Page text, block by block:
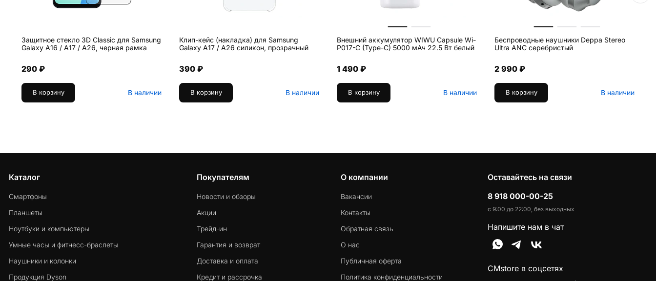
Защитное стекло 3D Classic для Samsung
Galaxy A16 / A17 / A26, черная рамка
290 ₽
В корзину В наличии
Клип-кейс (накладка) для Samsung
Galaxy A17 / A26 силикон, прозрачный
390 ₽
В корзину В наличии
Внешний аккумулятор WIWU Capsule Wi-
P017-C (Type-C) 5000 мАч 22.5 Вт белый
1 490 ₽
В корзину В наличии
Беспроводные наушники Deppa Stereo
Ultra ANC серебристый
2 990 ₽
В корзину В наличии
Каталог
Смартфоны
Планшеты
Ноутбуки и компьютеры
Умные часы и фитнесс-браслеты
Наушники и колонки
Продукция Dyson
Покупателям
Новости и обзоры
Акции
Трейд-ин
Гарантия и возврат
Доставка и оплата
Кредит и рассрочка
О компании
Вакансии
Контакты
Обратная связь
О нас
Публичная оферта
Политика конфиденциальности
Оставайтесь на связи
8 918 000-00-25
с 9:00 до 22:00, без выходных
Напишите нам в чат
CMstore в соцсетях